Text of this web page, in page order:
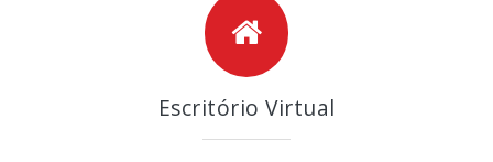
Escritório Virtual